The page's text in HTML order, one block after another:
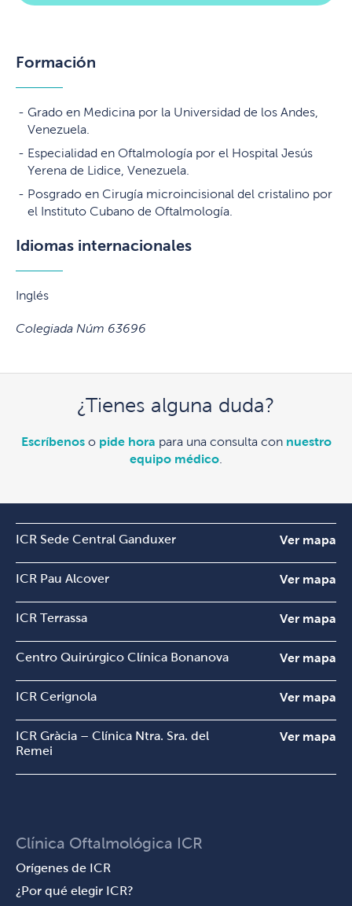
Formación
Grado en Medicina por la Universidad de los Andes,
Venezuela.
Especialidad en Oftalmología por el Hospital Jesús
Yerena de Lidice, Venezuela.
Posgrado en Cirugía microincisional del cristalino por
el Instituto Cubano de Oftalmología.
Idiomas internacionales
Inglés
Colegiada Núm 63696
¿Tienes alguna duda?
Escríbenoso pide hora para una consulta con nuestro
equipo médico
ICR Sede Central Ganduxer Ver mapa
ICR Pau Alcover Ver mapa
ICR Terrassa Ver mapa
Centro Quirúrgico Clínica Bonanova Ver mapa
ICR Cerignola Ver mapa
ICR Gràcia – Clínica Ntra. Sra. del
Remei
Ver mapa
Clínica Oftalmológica ICR
Orígenes de ICR
¿Por qué elegir ICR?